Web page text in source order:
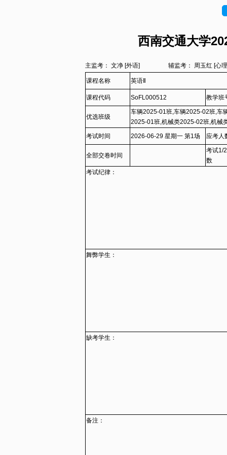
西南交通大学
主监考： 文净 [外语] 辅监考： 周玉红
课程名称 英语Ⅱ
课程代码 SoFL000512 教学班
优选班级
车辆2025-01班,车辆2025-02班,车
2025-01班,机械类2025-02班,机械
机械类2025-07班,机械类2025-08
2025-01班,高分子2025-02班,化学
考试时间 2026-06-29 星期一 第1场 应考人
全部交卷时间
考试1/
数
考试纪律：
舞弊学生：
缺考学生：
备注：